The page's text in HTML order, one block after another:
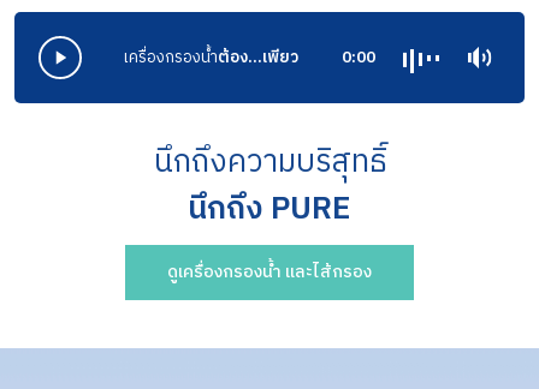
เครื่องกรองน้ำต้อง...เพียว 0:00
นึกถึงความบริสุทธิ์
นึกถึง PURE​
ดูเครื่องกรองน้ำ และไส้กรอง